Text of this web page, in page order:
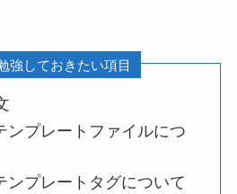
強しておきたい項目
ンプレートファイルにつ
ンプレートタグについて